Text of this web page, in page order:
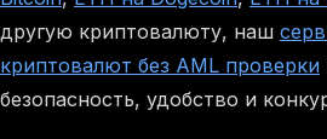
другую криптовалюту, наш
криптовалют без AML проверки
безопасность, удобство и